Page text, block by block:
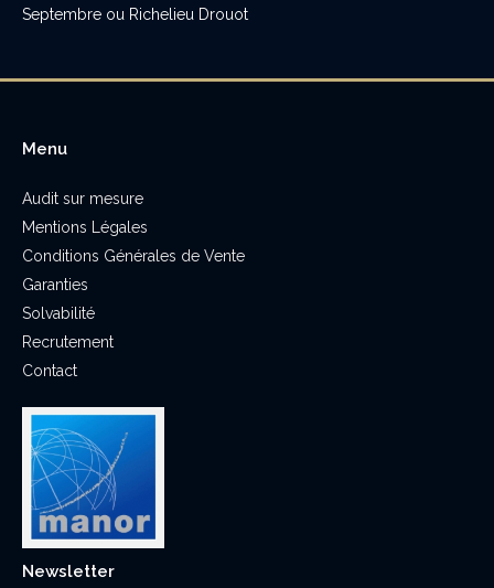
Septembre ou Richelieu Drouot
Menu
Audit sur mesure
Mentions Légales
Conditions Générales de Vente
Garanties
Solvabilité
Recrutement
Contact
Newsletter